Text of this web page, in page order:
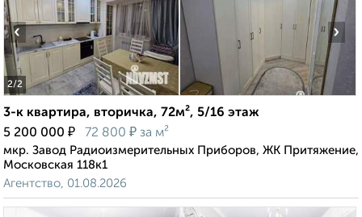
2/2
‹ ›
3-к квартира, вторичка, 72м², 5/16 этаж
5 200 000 ₽ 72 800 ₽ за м²
мкр. Завод Радиоизмерительных Приборов, ЖК Притяжение,
Московская 118к1
Агентство, 01.08.2026